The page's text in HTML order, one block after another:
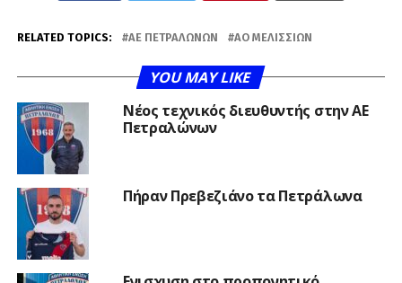
RELATED TOPICS: ΑΕ ΠΕΤΡΑΛΏΝΩΝ ΑΟ ΜΕΛΙΣΣΊΩΝ
YOU MAY LIKE
Νέος τεχνικός διευθυντής στην ΑΕ
Πετραλώνων
Πήραν Πρεβεζιάνο τα Πετράλωνα